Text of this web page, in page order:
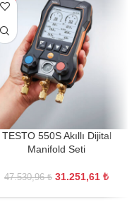
TESTO 550S Akıllı Dijital
Manifold Seti
47.530,96₺ 31.251,61 ₺